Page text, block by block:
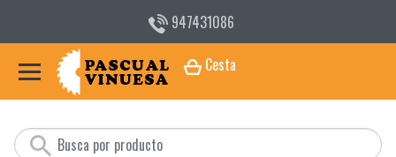
947431086
Cesta